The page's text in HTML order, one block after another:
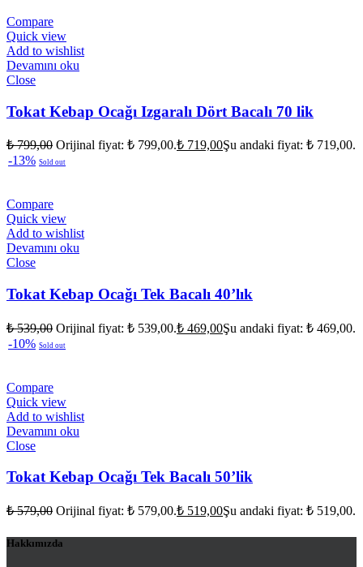
Compare
Quick view
Add to wishlist
Devamını oku
Close
Tokat Kebap Ocağı Izgaralı Dört Bacalı 70 lik
₺799,00 Orijinal fiyat: ₺ 799,00.₺ 719,00Şu andaki fiyat: ₺ 719,00.
-13% Sold out
Compare
Quick view
Add to wishlist
Devamını oku
Close
Tokat Kebap Ocağı Tek Bacalı 40’lık
₺539,00 Orijinal fiyat: ₺ 539,00.₺ 469,00Şu andaki fiyat: ₺ 469,00.
-10% Sold out
Compare
Quick view
Add to wishlist
Devamını oku
Close
Tokat Kebap Ocağı Tek Bacalı 50’lik
₺579,00 Orijinal fiyat: ₺ 579,00.₺ 519,00Şu andaki fiyat: ₺ 519,00.
Hakkımızda